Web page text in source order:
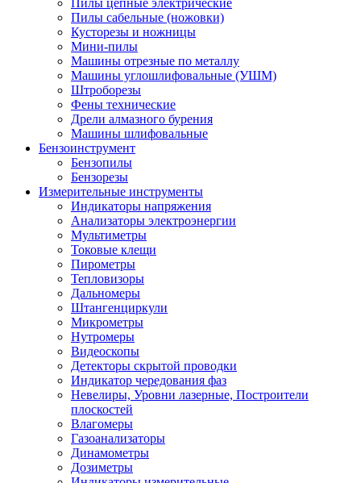
Пилы сабельные (ножовки)
Кусторезы и ножницы
Мини-пилы
Машины отрезные по металлу
Машины углошлифовальные (УШМ)
Штроборезы
Фены технические
Дрели алмазного бурения
Машины шлифовальные
Бензоинструмент
Бензопилы
Бензорезы
Измерительные инструменты
Индикаторы напряжения
Анализаторы электроэнергии
Мультиметры
Токовые клещи
Пирометры
Тепловизоры
Дальномеры
Штангенциркули
Микрометры
Нутромеры
Видеоскопы
Детекторы скрытой проводки
Индикатор чередования фаз
Невелиры, Уровни лазерные, Построители
плоскостей
Влагомеры
Газоанализаторы
Динамометры
Дозиметры